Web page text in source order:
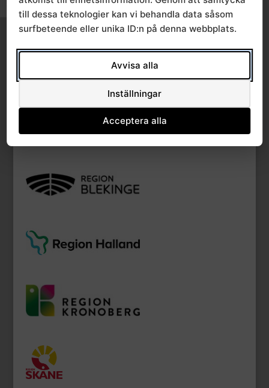
Slå på/av textstorlek
urinvägssjd 2023-09-
19 inkl chefsamråd
njurmedicin
till dessa teknologier kan vi behandla data såsom
surfbeteende eller unika ID:n på denna webbplats.
Avvisa alla
Inställningar
Acceptera alla